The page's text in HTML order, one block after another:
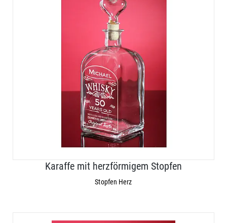
Karaffe mit herzförmigem Stopfen
Stopfen Herz